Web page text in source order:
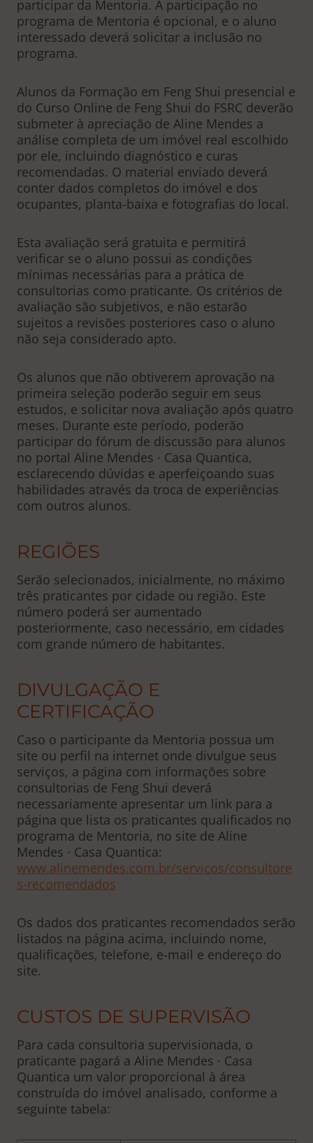
participar da Mentoria. A participação no
programa de Mentoria é opcional, e o aluno
interessado deverá solicitar a inclusão no
programa.
Alunos da Formação em Feng Shui presencial e
do Curso Online de Feng Shui do FSRC deverão
submeter à apreciação de Aline Mendes a
análise completa de um imóvel real escolhido
por ele, incluindo diagnóstico e curas
recomendadas. O material enviado deverá
conter dados completos do imóvel e dos
ocupantes, planta-baixa e fotografias do local.
Esta avaliação será gratuita e permitirá
verificar se o aluno possui as condições
mínimas necessárias para a prática de
consultorias como praticante. Os critérios de
avaliação são subjetivos, e não estarão
sujeitos a revisões posteriores caso o aluno
não seja considerado apto.
Os alunos que não obtiverem aprovação na
primeira seleção poderão seguir em seus
estudos, e solicitar nova avaliação após quatro
meses. Durante este período, poderão
participar do fórum de discussão para alunos
no portal Aline Mendes · Casa Quantica,
esclarecendo dúvidas e aperfeiçoando suas
habilidades através da troca de experiências
com outros alunos.
REGIÕES
Serão selecionados, inicialmente, no máximo
três praticantes por cidade ou região. Este
número poderá ser aumentado
posteriormente, caso necessário, em cidades
com grande número de habitantes.
DIVULGAÇÃO E
CERTIFICAÇÃO
Caso o participante da Mentoria possua um
site ou perfil na internet onde divulgue seus
serviços, a página com informações sobre
consultorias de Feng Shui deverá
necessariamente apresentar um link para a
página que lista os praticantes qualificados no
programa de Mentoria, no site de Aline
Mendes · Casa Quantica:
www.alinemendes.com.br/servicos/consultore
s-recomendados
Os dados dos praticantes recomendados serão
listados na página acima, incluindo nome,
qualificações, telefone, e-mail e endereço do
site.
CUSTOS DE SUPERVISÃO
Para cada consultoria supervisionada, o
praticante pagará a Aline Mendes · Casa
Quantica um valor proporcional à área
construída do imóvel analisado, conforme a
seguinte tabela: